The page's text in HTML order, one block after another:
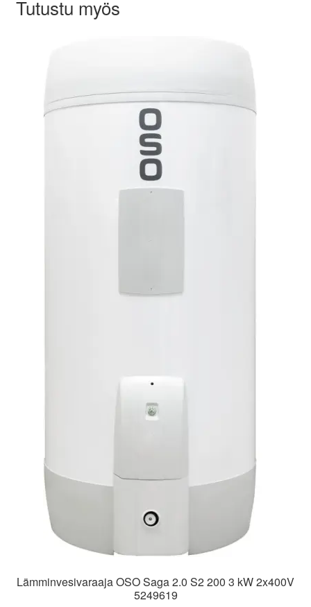
Tutustu myös
Lämminvesivaraaja OSO Saga 2.0 S2 200 3 kW 2x400V
5249619